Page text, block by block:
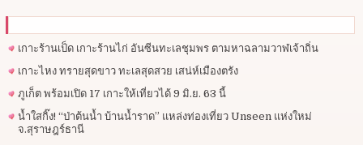
เกาะร้านเป็ด เกาะร้านไก่ อันซีนทะเลชุมพร ตามหาฉลามวาฬเจ้าถิ่น
เกาะไหง ทรายสุดขาว ทะเลสุดสวย เสน่ห์เมืองตรัง
ภูเก็ต พร้อมเปิด 17 เกาะให้เที่ยวได้ 9 มิ.ย. 63 นี้
น้ำใสกิ๊ง! “ป่าต้นน้ำ บ้านน้ำราด” แหล่งท่องเที่ยว Unseen แห่งใหม่
จ.สุราษฎร์ธานี